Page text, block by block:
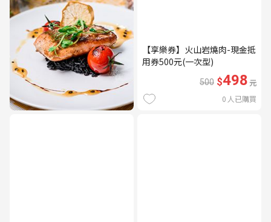
【享樂券】火山岩燒肉-現金抵
用券500元(一次型)
500 $498元
0 人已購買